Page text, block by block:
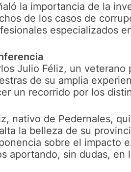
la importancia de la
de los casos de
especializados
Julio Féliz, un
de su amplia
un recorrido por los
nativo de Pedernales,
la belleza de su
sobre el impacto
aportando, sin dudas, en